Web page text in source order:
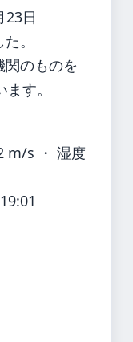
23日
。
のものを
す。
m/s ・ 湿度
19:01